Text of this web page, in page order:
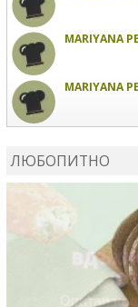
MARIYANA
MARIYANA
КАРДАШЕВ
ЛЮБОПИТНО